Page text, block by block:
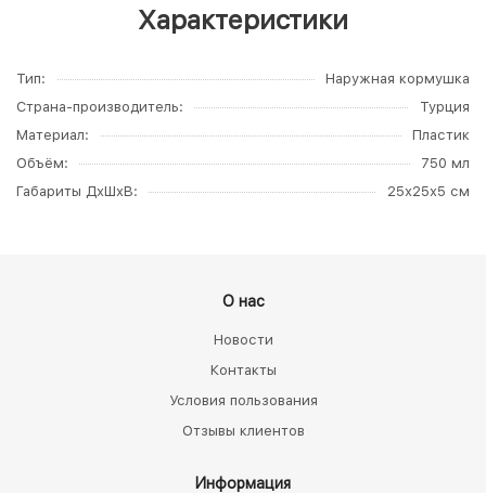
Характеристики
Тип
Наружная кормушка
Страна-производитель
Турция
Материал
Пластик
Объём
750 мл
Габариты ДхШхВ
25х25х5 см
О нас
Новости
Контакты
Условия пользования
Отзывы клиентов
Информация